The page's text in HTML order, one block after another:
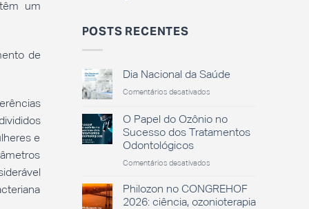
um
de
e
POSTS RECENTES
Dia Nacional da Saúde
Comentários desativadosem
Saúde
O Papel do Ozônio no
Sucesso dos Tratamentos
Odontológicos
Comentários desativadosem
Papel
do
Philozon no CONGREHOF
2026: ciência, ozonioterapia